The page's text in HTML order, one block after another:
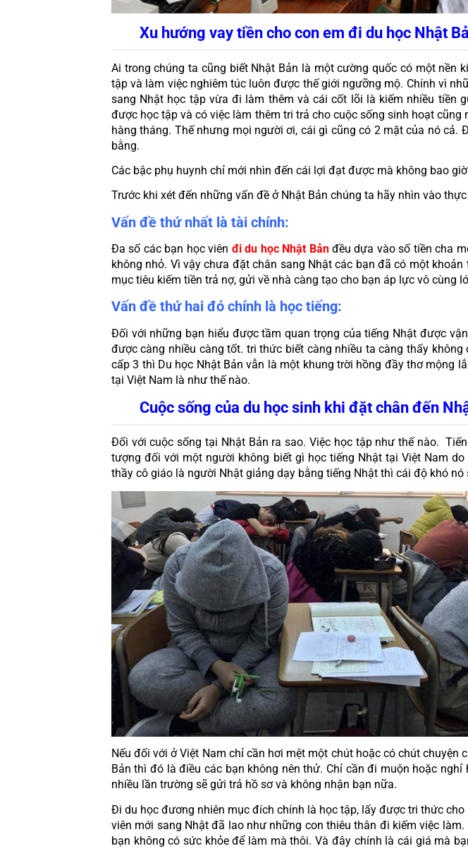
Xu hướng vay tiền cho con em đi du học Nhật
Ai trong chúng ta cũng biết Nhật Bản là một cường quốc có một nền
tập và làm việc nghiêm túc luôn được thế giới ngưỡng mộ. Chính vì
sang Nhật học tập vừa đi làm thêm và cái cốt lõi là kiếm nhiều tiền
được học tập và có việc làm thêm tri trả cho cuộc sống sinh hoạt
hàng tháng. Thế nhưng mọi người ơi, cái gì cũng có 2 mặt của nó
bằng.
Các bậc phụ huynh chỉ mới nhìn đến cái lợi đạt được mà không bao
Trước khi xét đến những vấn đề ở Nhật Bản chúng ta hãy nhìn vào
Vấn đề thứ nhất là tài chính:
Đa số các bạn học viên đi du học Nhật Bản đều dựa vào số tiền cha
không nhỏ. Vì vậy chưa đặt chân sang Nhật các bạn đã có một
mục tiêu kiếm tiền trả nợ, gửi về nhà càng tạo cho bạn áp lực vô cùng
Vấn đề thứ hai đó chính là học tiếng:
Đối với những bạn hiểu được tầm quan trọng của tiếng Nhật được
được càng nhiều càng tốt. tri thức biết càng nhiều ta càng thấy
cấp 3 thì Du học Nhật Bản vẫn là một khung trời hồng đầy thơ mộng
tại Việt Nam là như thế nào.
Cuộc sống của du học sinh khi đặt chân đến
Đối với cuộc sống tại Nhật Bản ra sao. Việc học tập như thế nào.
tượng đối với một người không biết gì học tiếng Nhật tại Việt Nam
thầy cô giáo là người Nhật giảng dạy bằng tiếng Nhật thì cái độ khó nó
Nếu đối với ở Việt Nam chỉ cần hơi mệt một chút hoặc có chút
Bản thì đó là điều các bạn không nên thử. Chỉ cần đi muộn hoặc
nhiều lần trường sẽ gửi trả hồ sơ và không nhận bạn nữa.
Đi du học đương nhiên mục đích chính là học tập, lấy được tri thức
viên mới sang Nhật đã lao như những con thiêu thân đi kiếm việc
bạn không có sức khỏe để làm mà thôi. Và đây chính là cái giá mà